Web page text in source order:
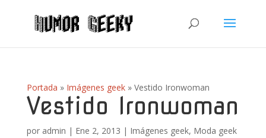
Portada » Imágenes geek» Vestido Ironwoman
Vestido Ironwoman
por admin | Ene 2, 2013 | Imágenes geek, Moda geek